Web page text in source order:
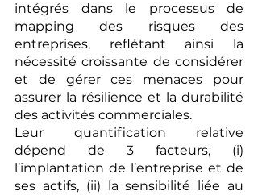
intégrés dans le processus de
mapping des risques des
entreprises, reflétant ainsi la
nécessité croissante de considérer
et de gérer ces menaces pour
assurer la résilience et la durabilité
des activités commerciales.
Leur quantification relative
dépend de 3 facteurs, (i)
l’implantation de l’entreprise et de
ses actifs, (ii) la sensibilité liée au